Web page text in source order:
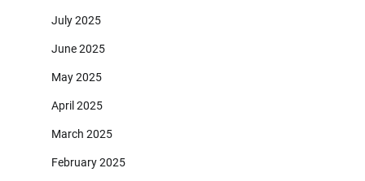
July 2025
June 2025
May 2025
April 2025
March 2025
February 2025